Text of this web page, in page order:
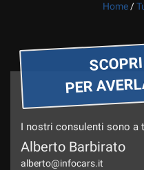
Home /
PER
I nostri consulenti sono a
Alberto Barbirato
alberto@infocars.it